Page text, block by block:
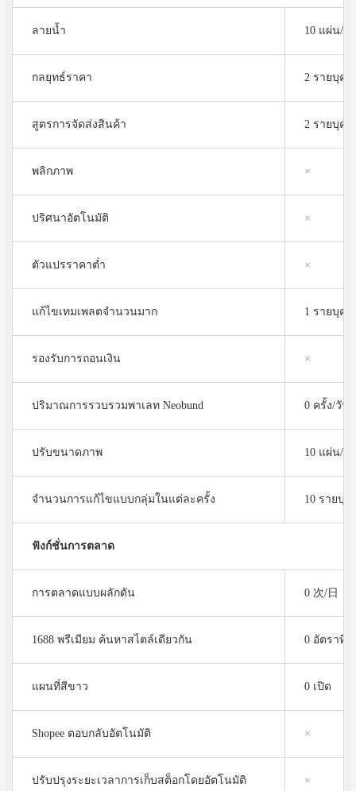
ลายน้ำ 10 แผ่น/วั
กลยุทธ์ราคา 2 รายบุคค
สูตรการจัดส่งสินค้า 2 รายบุคค
พลิกภาพ ×
ปริศนาอัตโนมัติ ×
ตัวแปรราคาต่ำ ×
แก้ไขเทมเพลตจำนวนมาก 1 รายบุคค
รองรับการถอนเงิน ×
ปริมาณการรวบรวมพาเลท Neobund 0 ครั้ง/วัน
ปรับขนาดภาพ 10 แผ่น/วั
จำนวนการแก้ไขแบบกลุ่มในแต่ละครั้ง 10 รายบุค
ฟังก์ชั่นการตลาด
การตลาดแบบผลักดัน 0 次/日
1688 พรีเมียม ค้นหาสไตล์เดียวกัน 0 อัตราที่ส
แผนที่สีขาว 0 เปิด
Shopee ตอบกลับอัตโนมัติ ×
ปรับปรุงระยะเวลาการเก็บสต็อกโดยอัตโนมัติ ×